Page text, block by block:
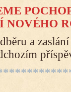
NOVÉHO
a